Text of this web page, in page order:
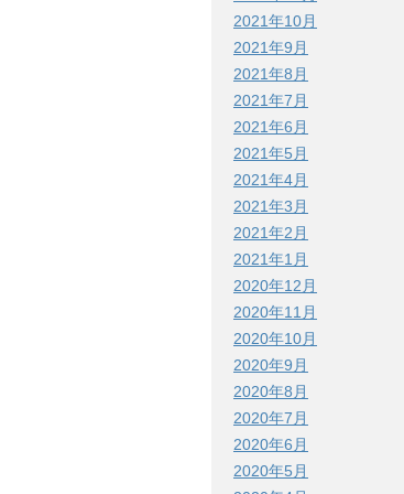
2021年10月
2021年9月
2021年8月
2021年7月
2021年6月
2021年5月
2021年4月
2021年3月
2021年2月
2021年1月
2020年12月
2020年11月
2020年10月
2020年9月
2020年8月
2020年7月
2020年6月
2020年5月